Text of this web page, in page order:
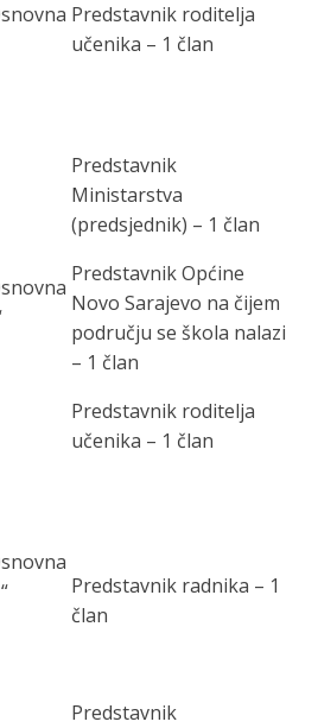
Predstavnik roditelja
učenika – 1 član
Predstavnik
Ministarstva
(predsjednik) – 1 član
Predstavnik Općine
Novo Sarajevo na čijem
području se škola nalazi
– 1 član
Predstavnik roditelja
učenika – 1 član
Predstavnik radnika – 1
član
Predstavnik